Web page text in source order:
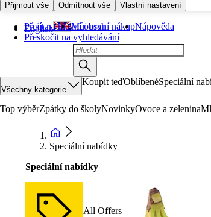
Přijmout vše Odmítnout vše Vlastní nastavení
Přejít na hlavní obsah
Přeskočit na vyhledávání
English Můj první nákupNápověda
Všechny kategorie
Koupit teďOblíbenéSpeciální
Top výběrZpátky do školyNovinkyOvoce a zelenina
Speciální nabídky
Speciální nabídky
All Offers